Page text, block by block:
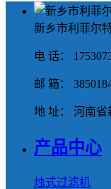
新乡市利菲尔
电 话：
邮 箱：
地 址： 河南
产品中心
烛式过滤机